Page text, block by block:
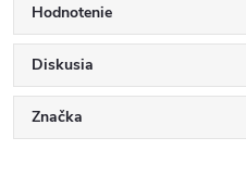
Hodnotenie
Diskusia
Značka